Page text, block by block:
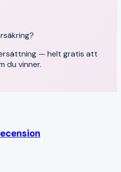
— helt gratis att
du vinner.